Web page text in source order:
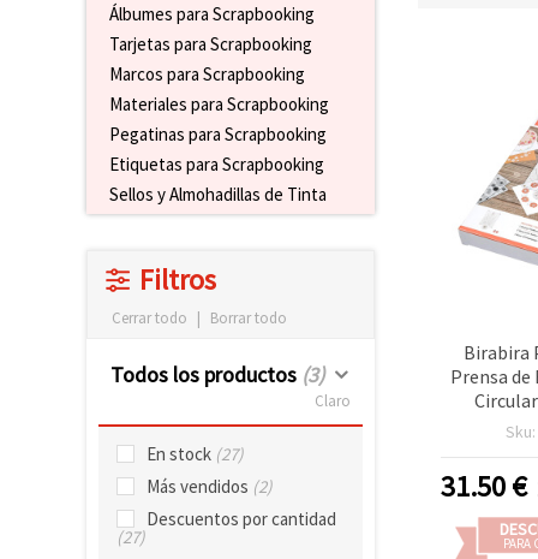
Álbumes para Scrapbooking
Tarjetas para Scrapbooking
Marcos para Scrapbooking
Materiales para Scrapbooking
Pegatinas para Scrapbooking
Etiquetas para Scrapbooking
Sellos y Almohadillas de Tinta
Filtros
Cerrar todo | Borrar todo
Todos los productos (3)
Claro
En stock (27)
Más vendidos (2)
Descuentos por cantidad
(27)
Birabira
Prensa
Sku:
31.50€
PARA